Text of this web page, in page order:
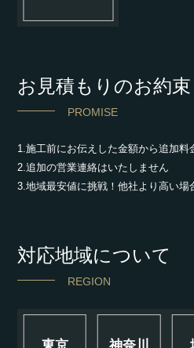
お見積もりのお約束
PROMISE
1.施工前にお伝えした金額から追加料
2.追加の営業連絡はいたしません
3.地域最安値に挑戦！他社より高い場
対応地域について
REGION
東京 神奈川